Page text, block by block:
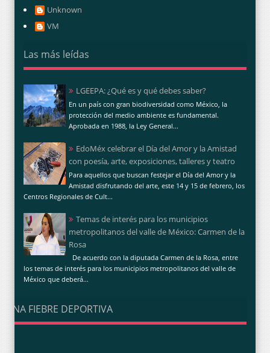
Unknown
VM
Las más leídas
LGEEPA: ¿Qué es y qué debes saber?
En un país con gran biodiversidad como México, la
protección del medio ambiente es fundamental.
Aprobada en 1988, la Ley General...
EdoMéx celebrar el Día del Amor y la Amistad
con poesía, arte, exposiciones, talleres y teatro
Para aquellos que buscan festejar el Día del Amor y la
Amistad disfrutando del arte, este 14 y 15 de febrero, los
Centros Regionales de Cult...
Temas de interés para los municipios
metropolitanos del valle de México: Carmen de la
Rosa
De acuerdo con la diputada Carmen de la Rosa, entre
los temas de interés para los municipios metropolitanos del valle de
México que deberá...
UNA FIEBRE DEPORTIVA